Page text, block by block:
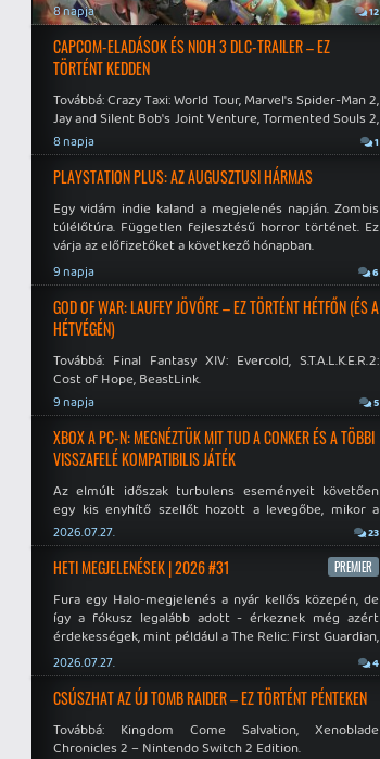
8 napja 12
CAPCOM-ELADÁSOK ÉS NIOH 3 DLC-TRAILER – EZ
TÖRTÉNT KEDDEN
Továbbá: Crazy Taxi: World Tour, Marvel's Spider-Man 2,
Jay and Silent Bob's Joint Venture, Tormented Souls 2,
No More Room in Hell, Slain 2: The Beast Within.
8 napja 1
PLAYSTATION PLUS: AZ AUGUSZTUSI HÁRMAS
Egy vidám indie kaland a megjelenés napján. Zombis
túlélőtúra. Független fejlesztésű horror történet. Ez
várja az előfizetőket a következő hónapban.
9 napja 6
GOD OF WAR: LAUFEY JÖVŐRE – EZ TÖRTÉNT HÉTFŐN (ÉS A
HÉTVÉGÉN)
Továbbá: Final Fantasy XIV: Evercold, S.T.A.L.K.E.R.2:
Cost of Hope, BeastLink.
9 napja 5
XBOX A PC-N: MEGNÉZTÜK MIT TUD A CONKER ÉS A TÖBBI
VISSZAFELÉ KOMPATIBILIS JÁTÉK
Az elmúlt időszak turbulens eseményeit követően
egy kis enyhítő szellőt hozott a levegőbe, mikor a
Microsoft bejelentette, hogy PC-re is kiterjesztik az
Xbox Original visszafelé kompatibilitást. Lássuk,
meddig jutottak...
2026.07.27. 23
HETI MEGJELENÉSEK | 2026 #31 PREMIER
Fura egy Halo-megjelenés a nyár kellős közepén, de
így a fókusz legalább adott - érkeznek még azért
érdekességek, mint például a The Relic: First Guardian,
a Xenoblade Chronicles 2 és a Dispatch új átiratai vagy
éppen a Mistfall Hunter
2026.07.27. 4
CSÚSZHAT AZ ÚJ TOMB RAIDER – EZ TÖRTÉNT PÉNTEKEN
Továbbá: Kingdom Come Salvation, Xenoblade
Chronicles 2 – Nintendo Switch 2 Edition.